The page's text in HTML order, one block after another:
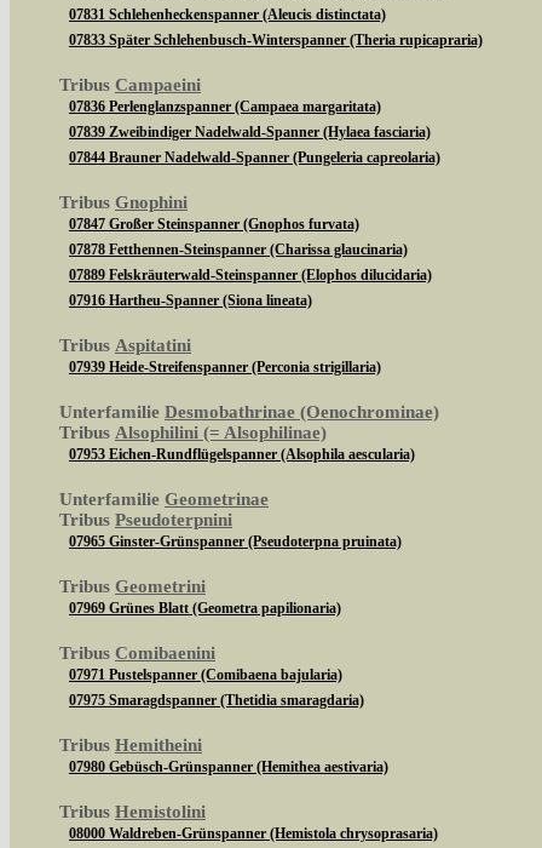
07831 Schlehenheckenspanner (Aleucis distinctata)
07833 Später Schlehenbusch-Winterspanner (Theria rupicapraria)
Tribus Campaeini
07836 Perlenglanzspanner (Campaea margaritata)
07839 Zweibindiger Nadelwald-Spanner (Hylaea fasciaria)
07844 Brauner Nadelwald-Spanner (Pungeleria capreolaria)
Tribus Gnophini
07847 Großer Steinspanner (Gnophos furvata)
07878 Fetthennen-Steinspanner (Charissa glaucinaria)
07889 Felskräuterwald-Steinspanner (Elophos dilucidaria)
07916 Hartheu-Spanner (Siona lineata)
Tribus Aspitatini
07939 Heide-Streifenspanner (Perconia strigillaria)
Unterfamilie Desmobathrinae (Oenochrominae)
Tribus Alsophilini (= Alsophilinae)
07953 Eichen-Rundflügelspanner (Alsophila aescularia)
Unterfamilie Geometrinae
Tribus Pseudoterpnini
07965 Ginster-Grünspanner (Pseudoterpna pruinata)
Tribus Geometrini
07969 Grünes Blatt (Geometra papilionaria)
Tribus Comibaenini
07971 Pustelspanner (Comibaena bajularia)
07975 Smaragdspanner (Thetidia smaragdaria)
Tribus Hemitheini
07980 Gebüsch-Grünspanner (Hemithea aestivaria)
Tribus Hemistolini
08000 Waldreben-Grünspanner (Hemistola chrysoprasaria)